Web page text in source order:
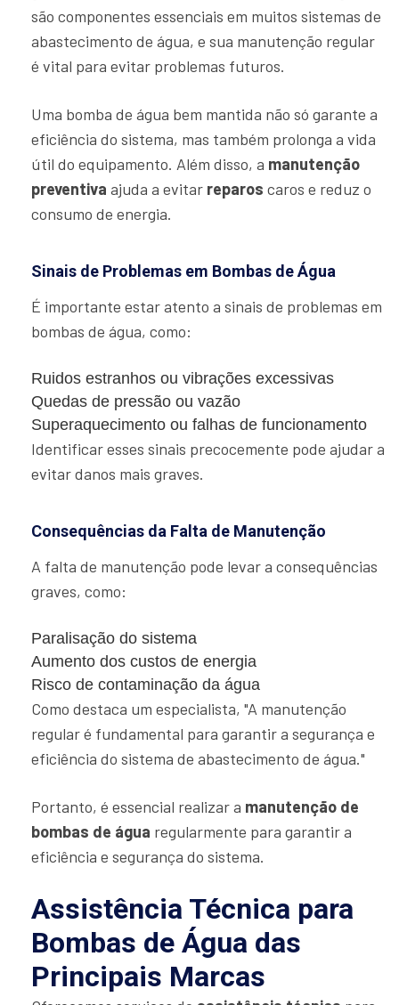
são componentes essenciais em muitos sistemas de
abastecimento de água, e sua manutenção regular
é vital para evitar problemas futuros.
Uma bomba de água bem mantida não só garante a
eficiência do sistema, mas também prolonga a vida
útil do equipamento. Além disso, a manutenção
preventiva ajuda a evitar reparos caros e reduz o
consumo de energia.
Sinais de Problemas em Bombas de Água
É importante estar atento a sinais de problemas em
bombas de água, como:
Ruidos estranhos ou vibrações excessivas
Quedas de pressão ou vazão
Superaquecimento ou falhas de funcionamento
Identificar esses sinais precocemente pode ajudar a
evitar danos mais graves.
Consequências da Falta de Manutenção
A falta de manutenção pode levar a consequências
graves, como:
Paralisação do sistema
Aumento dos custos de energia
Risco de contaminação da água
Como destaca um especialista, "A manutenção
regular é fundamental para garantir a segurança e
eficiência do sistema de abastecimento de água."
Portanto, é essencial realizar a manutenção de
bombas de água regularmente para garantir a
eficiência e segurança do sistema.
Assistência Técnica para
Bombas de Água das
Principais Marcas